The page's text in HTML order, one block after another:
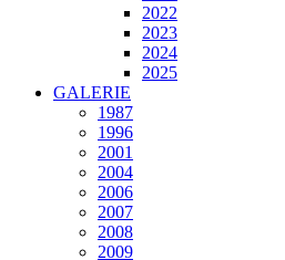
2022
2023
2024
2025
GALERIE
1987
1996
2001
2004
2006
2007
2008
2009